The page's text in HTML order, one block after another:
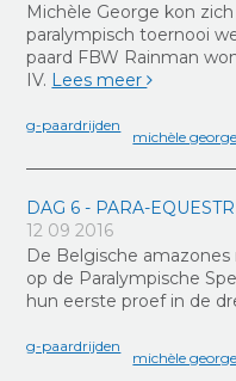
Michèle George kon
paralympisch toernooi
paard FBW Rainman
IV. Lees meer
g-paardrijden
michèle george
DAG 6 - PARA-
12 09 2016
De Belgische
op de Paralympische
hun eerste proef in de
g-paardrijden
michèle george